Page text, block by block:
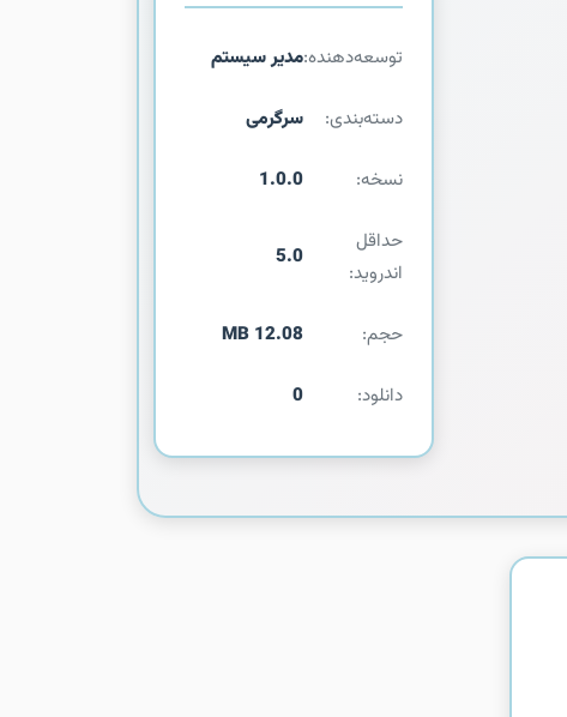
توسعه‌دهنده:مدیر سیستم
دسته‌بندی: سرگرمی
نسخه: 1.0.0
حداقل
اندروید:
5.0
حجم: 12.08 MB
دانلود: 0